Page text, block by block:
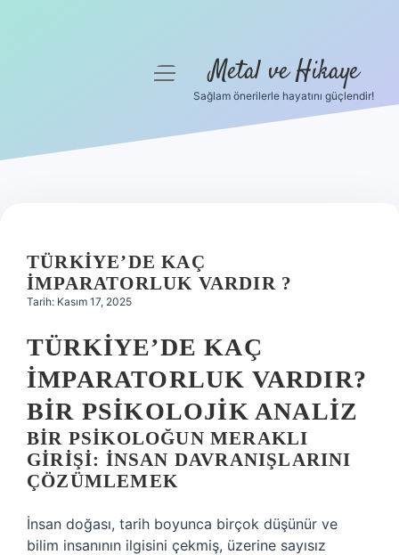
Hakkımızda
menüyüMetal ve Hikaye
Sağlam önerilerle hayatını güçlendir!
TÜRKIYE’DE KAÇ
IMPARATORLUK VARDIR ?
Tarih: Kasım 17, 2025
TÜRKIYE’DE KAÇ
İMPARATORLUK VARDIR?
BIR PSIKOLOJIK ANALIZ
BIR PSIKOLOĞUN MERAKLI
GIRIŞI: İNSAN DAVRANIŞLARINI
ÇÖZÜMLEMEK
İnsan doğası, tarih boyunca birçok düşünür ve
bilim insanının ilgisini çekmiş, üzerine sayısız